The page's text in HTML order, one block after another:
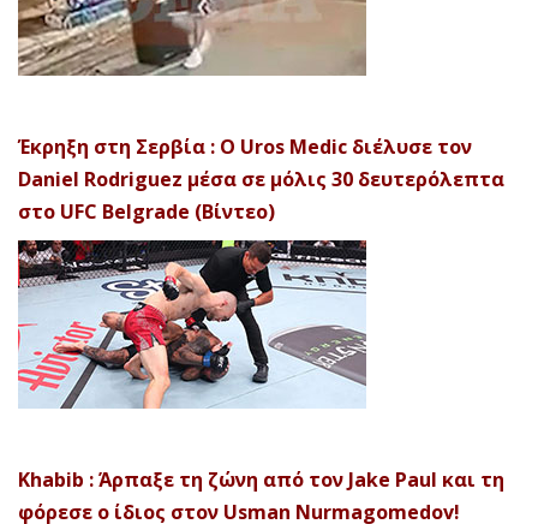
Έκρηξη στη Σερβία : Ο Uros Medic διέλυσε τον
Daniel Rodriguez μέσα σε μόλις 30 δευτερόλεπτα
στο UFC Belgrade (Βίντεο)
Khabib : Άρπαξε τη ζώνη από τον Jake Paul και τη
φόρεσε ο ίδιος στον Usman Nurmagomedov!